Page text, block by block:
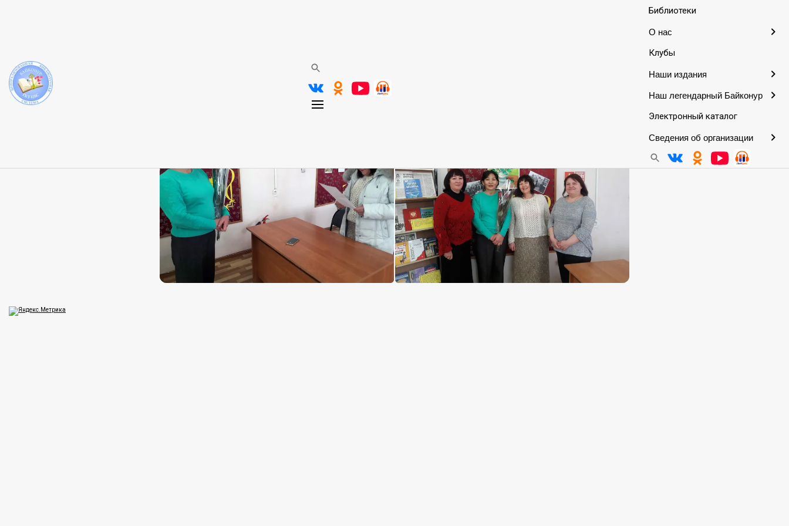
Библиотеки
О нас
Клубы
Наши издания
Наш легендарный Байконур
Электронный каталог
Сведения об организации
Поздравляем Енсепову Жумабике Жанкушиковну – главного библиографа филиала №1